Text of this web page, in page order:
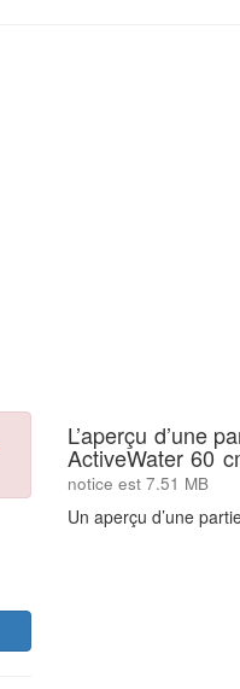
L’aperçu d’une
ActiveWater 60
notice est 7.51 MB
Un aperçu d’une